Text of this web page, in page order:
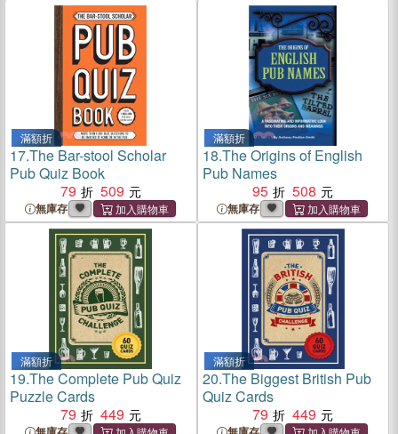
滿額折
17.The Bar-stool Scholar
Pub Quiz Book
79
509
無庫存
滿額折
18.The Origins of English
Pub Names
95
508
無庫存
滿額折
19.The Complete Pub Quiz
Puzzle Cards
79
449
滿額折
20.The Biggest British Pub
Quiz Cards
79
449